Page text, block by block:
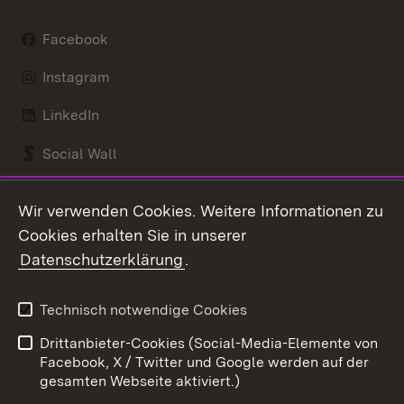
Facebook
Instagram
LinkedIn
Social Wall
Kontakt
Barrierefreiheit
Impressum
Cookies
Wir verwenden Cookies. Weitere Informationen zu
Cookies erhalten Sie in unserer
Datenschutzerklärung.
Technisch notwendige Cookies
Drittanbieter-Cookies (Social-Media-Elemente von
Facebook, X / Twitter und Google werden auf der
gesamten Webseite aktiviert.)